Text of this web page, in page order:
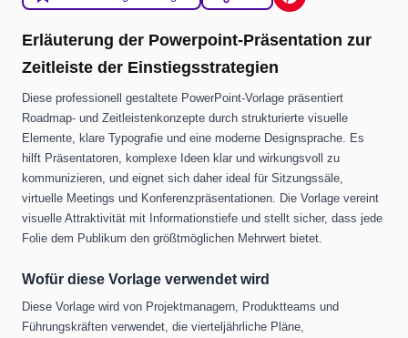
Erläuterung der Powerpoint-Präsentation zur
Zeitleiste der Einstiegsstrategien
Diese professionell gestaltete PowerPoint-Vorlage präsentiert
Roadmap- und Zeitleistenkonzepte durch strukturierte visuelle
Elemente, klare Typografie und eine moderne Designsprache. Es
hilft Präsentatoren, komplexe Ideen klar und wirkungsvoll zu
kommunizieren, und eignet sich daher ideal für Sitzungssäle,
virtuelle Meetings und Konferenzpräsentationen. Die Vorlage vereint
visuelle Attraktivität mit Informationstiefe und stellt sicher, dass jede
Folie dem Publikum den größtmöglichen Mehrwert bietet.
Wofür diese Vorlage verwendet wird
Diese Vorlage wird von Projektmanagern, Produktteams und
Führungskräften verwendet, die vierteljährliche Pläne,